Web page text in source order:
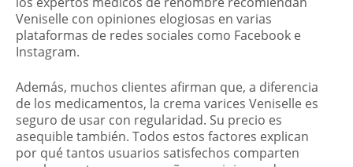
Veniselle con opiniones elogiosas en varias
plataformas de redes sociales como Facebook e
Instagram.
Además, muchos clientes afirman que, a diferencia
de los medicamentos, la crema varices Veniselle es
seguro de usar con regularidad. Su precio es
asequible también. Todos estos factores explican
por qué tantos usuarios satisfechos comparten